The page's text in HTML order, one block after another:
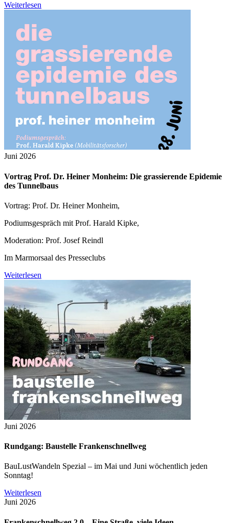
Weiterlesen
Juni 2026
Vortrag Prof. Dr. Heiner Monheim: Die grassierende Epidemie
des Tunnelbaus
Vortrag: Prof. Dr. Heiner Monheim,
Podiumsgespräch mit Prof. Harald Kipke,
Moderation: Prof. Josef Reindl
Im Marmorsaal des Presseclubs
Weiterlesen
Juni 2026
Rundgang: Baustelle Frankenschnellweg
BauLustWandeln Spezial – im Mai und Juni wöchentlich jeden
Sonntag!
Weiterlesen
Juni 2026